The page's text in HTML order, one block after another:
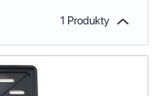
1 Produkty